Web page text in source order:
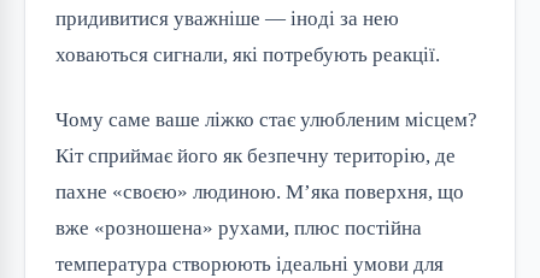
придивитися уважніше — іноді за нею
ховаються сигнали, які потребують реакції.
Чому саме ваше ліжко стає улюбленим місцем?
Кіт сприймає його як безпечну територію, де
пахне «своєю» людиною. М’яка поверхня, що
вже «розношена» рухами, плюс постійна
температура створюють ідеальні умови для